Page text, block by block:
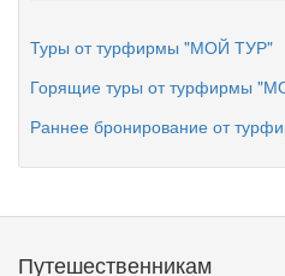
Туры от турфирмы "МОЙ ТУР"
Горящие туры от турфирмы
Раннее бронирование от
Путешественникам